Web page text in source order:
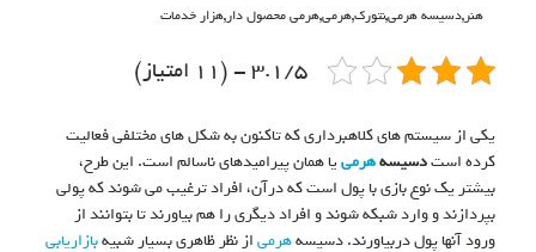
هنر,دسیسه هرمی,نتورک,هرمی,هرمی محصول دار,هزار خدمات
3.1/5 - (11 امتیاز)
یکی از سیستم های کلاهبرداری که تاکنون به شکل های مختلفی فعالیت
کرده استدسیسههرمییا همان پیرامیدهای ناسالم است. این طرح،
بیشتر یک نوع بازی با پول است که درآن، افراد ترغیب می شوند که پولی
بپردازند و وارد شبکه شوند و افراد دیگری را هم بیاورند تا بتوانند از
ورود آنها پول دربیاورند. دسیسههرمیاز نظر ظاهری بسیار شبیهبازاریابی